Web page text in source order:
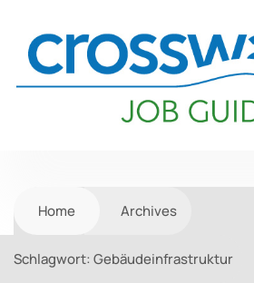
Home Archives
Schlagwort: Gebäudeinfrastruktur